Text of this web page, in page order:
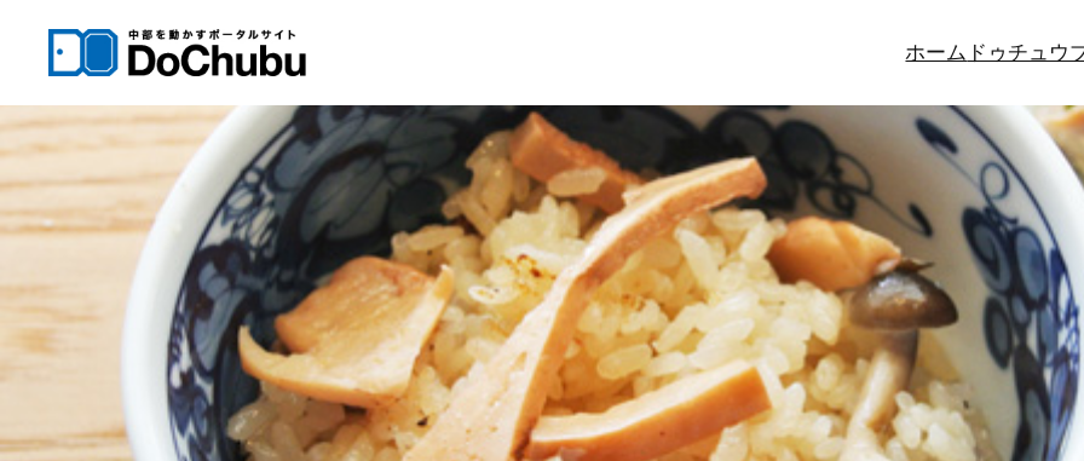
ス
プ
ホーム ドゥチュウ